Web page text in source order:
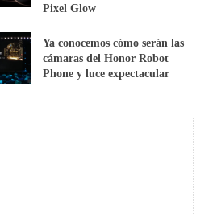
Pixel Glow
Ya conocemos cómo serán las
cámaras del Honor Robot
Phone y luce expectacular